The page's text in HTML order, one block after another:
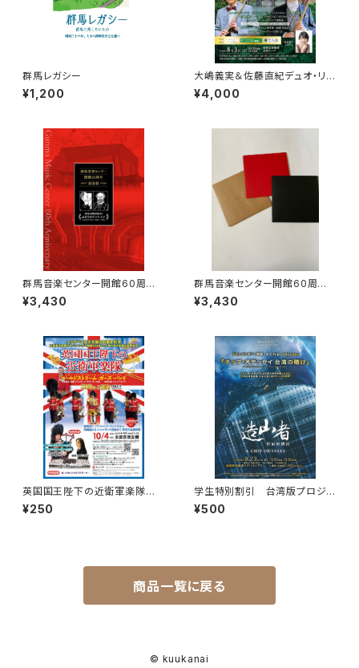
群馬レガシー
¥1,200
大嶋義実＆佐藤直紀デュオ・リサ
イタル ～2本の純金フルートが
紡ぐプラハの想い出～ S席
¥4,000
群馬音楽センター開館60周年
記念誌 1冊 ＋PDFカラー版C
D（プレゼント）
¥3,430
群馬音楽センター開館60周年
記念誌 1冊 ＋群馬レガシー
（プレゼント）
¥3,430
英国国王陛下の近衛軍楽隊 １
８歳以下無料招待（未就学児を
除く）
¥250
学生特別割引 台湾版プロジェ
クトX「造山者」一枚のチップが、
世界を変える―ドキュメンタリー
¥500
商品一覧に戻る
© kuukanai